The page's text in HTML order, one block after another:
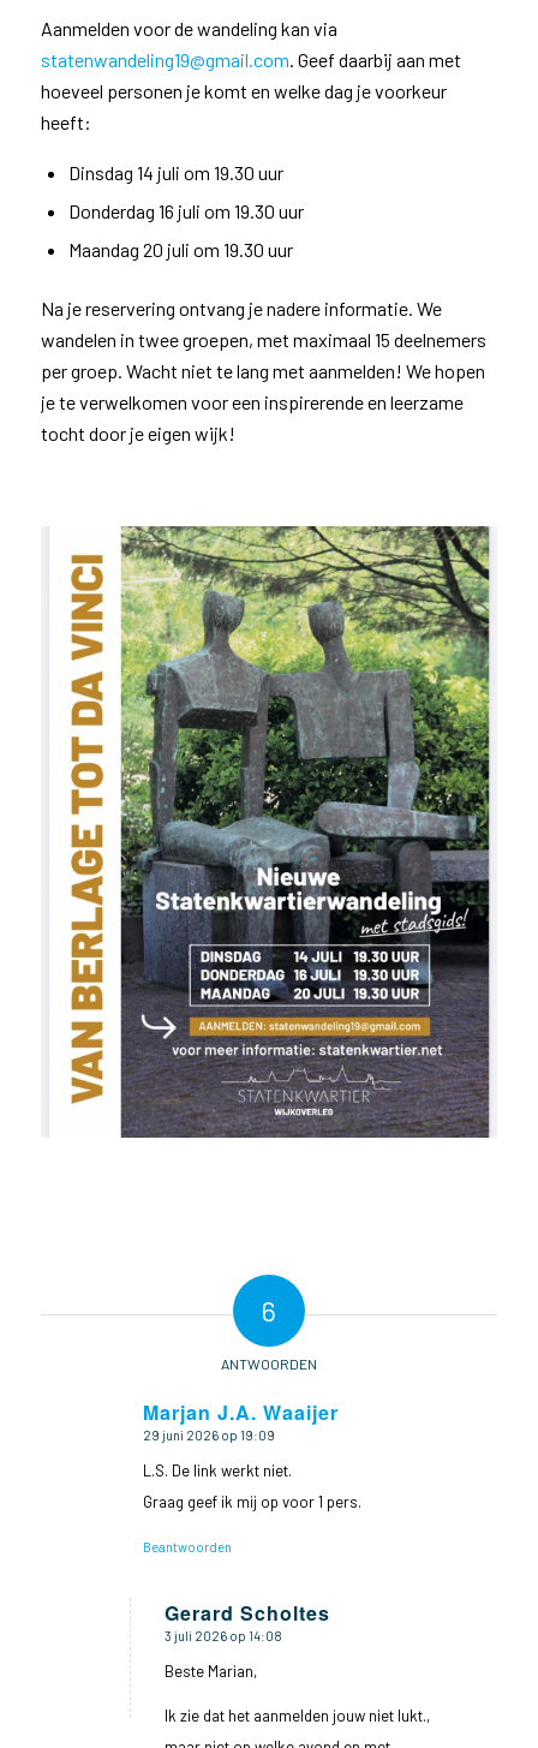
Aanmelden voor de wandeling kan via
statenwandeling19@gmail.com . Geef daarbij aan met
hoeveel personen je komt en welke dag je voorkeur
heeft:
Dinsdag 14 juli om 19.30 uur
Donderdag 16 juli om 19.30 uur
Maandag 20 juli om 19.30 uur
Na je reservering ontvang je nadere informatie. We
wandelen in twee groepen, met maximaal 15 deelnemers
per groep. Wacht niet te lang met aanmelden! We hopen
je te verwelkomen voor een inspirerende en leerzame
tocht door je eigen wijk!
6
ANTWOORDEN
Marjan J.A. Waaijer
zegt:
29 juni 2026 op 19:09
L.S. De link werkt niet.
Graag geef ik mij op voor 1 pers.
Beantwoorden
Gerard Scholtes
zegt:
3 juli 2026 op 14:08
Beste Marian,
Ik zie dat het aanmelden jouw niet lukt.,